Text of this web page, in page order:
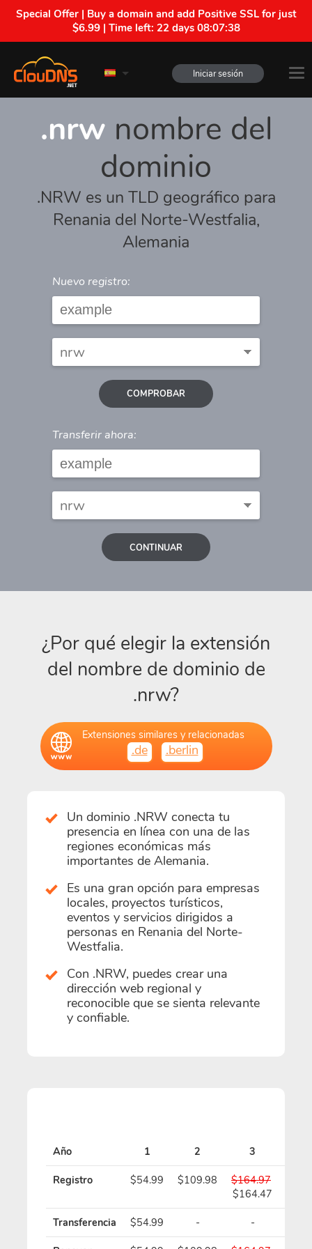
Special Offer | Buy a domain and add Positive SSL for just
$6.99 | Time left: 22 days 08:07:38
Iniciar sesión
.nrw nombre del
dominio
.NRW es un TLD geográfico para
Renania del Norte-Westfalia,
Alemania
Nuevo registro:
COMPROBAR
Transferir ahora:
CONTINUAR
¿Por qué elegir la extensión
del nombre de dominio de
.nrw?
Extensiones similares y relacionadas
.de .berlin
Un dominio .NRW conecta tu
presencia en línea con una de las
regiones económicas más
importantes de Alemania.
Es una gran opción para empresas
locales, proyectos turísticos,
eventos y servicios dirigidos a
personas en Renania del Norte-
Westfalia.
Con .NRW, puedes crear una
dirección web regional y
reconocible que se sienta relevante
y confiable.
Año 1 2 3
Registro $54.99 $109.98
$164.97
$164.47
Transferencia $54.99 - -